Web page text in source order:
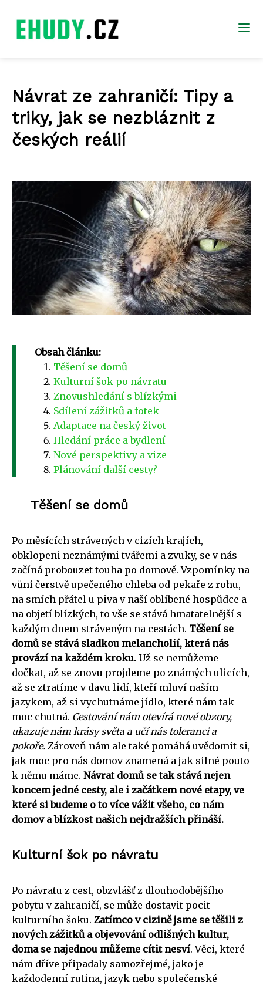
Návrat ze zahraničí: Tipy a
triky, jak se nezbláznit z
českých reálií
Obsah článku:
Těšení se domů
Kulturní šok po návratu
Znovushledání s blízkými
Sdílení zážitků a fotek
Adaptace na český život
Hledání práce a bydlení
Nové perspektivy a vize
Plánování další cesty?
Těšení se domů
Po měsících strávených v cizích krajích,
obklopeni neznámými tvářemi a zvuky, se v nás
začíná probouzet touha po domově. Vzpomínky na
vůni čerstvě upečeného chleba od pekaře z rohu,
na smích přátel u piva v naší oblíbené hospůdce a
na objetí blízkých, to vše se stává hmatatelnější s
každým dnem stráveným na cestách. Těšení se
domů se stává sladkou melancholií, která nás
provází na každém kroku. Už se nemůžeme
dočkat, až se znovu projdeme po známých ulicích,
až se ztratíme v davu lidí, kteří mluví naším
jazykem, až si vychutnáme jídlo, které nám tak
moc chutná. Cestování nám otevírá nové obzory,
ukazuje nám krásy světa a učí nás toleranci a
pokoře. Zároveň nám ale také pomáhá uvědomit si,
jak moc pro nás domov znamená a jak silné pouto
k němu máme. Návrat domů se tak stává nejen
koncem jedné cesty, ale i začátkem nové etapy, ve
které si budeme o to více vážit všeho, co nám
domov a blízkost našich nejdražších přináší.
Kulturní šok po návratu
Po návratu z cest, obzvlášť z dlouhodobějšího
pobytu v zahraničí, se může dostavit pocit
kulturního šoku. Zatímco v cizině jsme se těšili z
nových zážitků a objevování odlišných kultur,
doma se najednou můžeme cítit nesví. Věci, které
nám dříve připadaly samozřejmé, jako je
každodenní rutina, jazyk nebo společenské